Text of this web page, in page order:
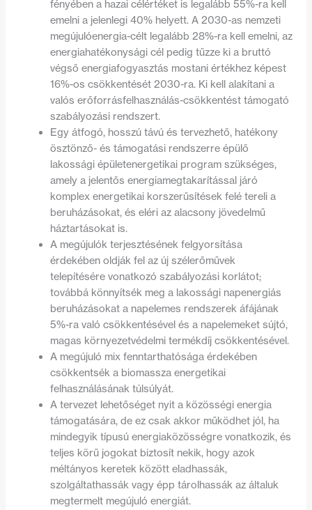
fényében a hazai célértéket is legalább 55%-ra kell
emelni a jelenlegi 40% helyett. A 2030-as nemzeti
megújulóenergia-célt legalább 28%-ra kell emelni, az
energiahatékonysági cél pedig tűzze ki a bruttó
végső energiafogyasztás mostani értékhez képest
16%-os csökkentését 2030-ra. Ki kell alakítani a
valós erőforrásfelhasználás-csökkentést támogató
szabályozási rendszert.
Egy átfogó, hosszú távú és tervezhető, hatékony
ösztönző- és támogatási rendszerre épülő
lakossági épületenergetikai program szükséges,
amely a jelentős energiamegtakarítással járó
komplex energetikai korszerűsítések felé tereli a
beruházásokat, és eléri az alacsony jövedelmű
háztartásokat is.
A megújulók terjesztésének felgyorsítása
érdekében oldják fel az új szélerőművek
telepítésére vonatkozó szabályozási korlátot;
továbbá könnyítsék meg a lakossági napenergiás
beruházásokat a napelemes rendszerek áfájának
5%-ra való csökkentésével és a napelemeket sújtó,
magas környezetvédelmi termékdíj csökkentésével.
A megújuló mix fenntarthatósága érdekében
csökkentsék a biomassza energetikai
felhasználásának túlsúlyát.
A tervezet lehetőséget nyit a közösségi energia
támogatására, de ez csak akkor működhet jól, ha
mindegyik típusú energiaközösségre vonatkozik, és
teljes körű jogokat biztosít nekik, hogy azok
méltányos keretek között eladhassák,
szolgáltathassák vagy épp tárolhassák az általuk
megtermelt megújuló energiát.